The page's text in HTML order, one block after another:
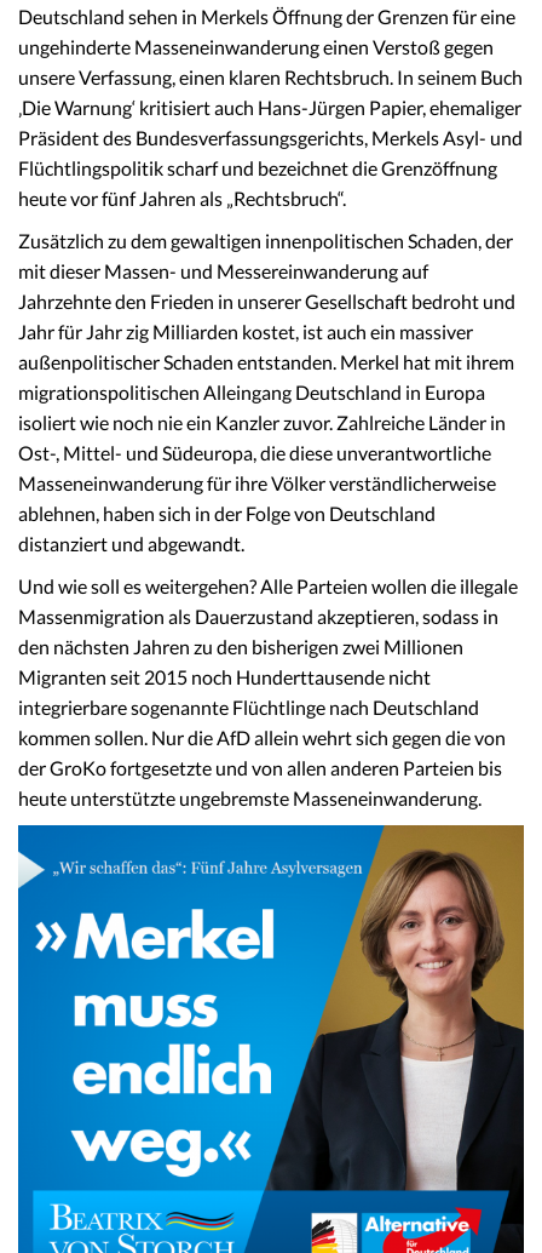
Deutschland sehen in Merkels Öffnung der Grenzen für eine
ungehinderte Masseneinwanderung einen Verstoß gegen
unsere Verfassung, einen klaren Rechtsbruch. In seinem Buch
‚Die Warnung‘ kritisiert auch Hans-Jürgen Papier, ehemaliger
Präsident des Bundesverfassungsgerichts, Merkels Asyl- und
Flüchtlingspolitik scharf und bezeichnet die Grenzöffnung
heute vor fünf Jahren als „Rechtsbruch“.
Zusätzlich zu dem gewaltigen innenpolitischen Schaden, der
mit dieser Massen- und Messereinwanderung auf
Jahrzehnte den Frieden in unserer Gesellschaft bedroht und
Jahr für Jahr zig Milliarden kostet, ist auch ein massiver
außenpolitischer Schaden entstanden. Merkel hat mit ihrem
migrationspolitischen Alleingang Deutschland in Europa
isoliert wie noch nie ein Kanzler zuvor. Zahlreiche Länder in
Ost-, Mittel- und Südeuropa, die diese unverantwortliche
Masseneinwanderung für ihre Völker verständlicherweise
ablehnen, haben sich in der Folge von Deutschland
distanziert und abgewandt.
Und wie soll es weitergehen? Alle Parteien wollen die illegale
Massenmigration als Dauerzustand akzeptieren, sodass in
den nächsten Jahren zu den bisherigen zwei Millionen
Migranten seit 2015 noch Hunderttausende nicht
integrierbare sogenannte Flüchtlinge nach Deutschland
kommen sollen. Nur die AfD allein wehrt sich gegen die von
der GroKo fortgesetzte und von allen anderen Parteien bis
heute unterstützte ungebremste Masseneinwanderung.